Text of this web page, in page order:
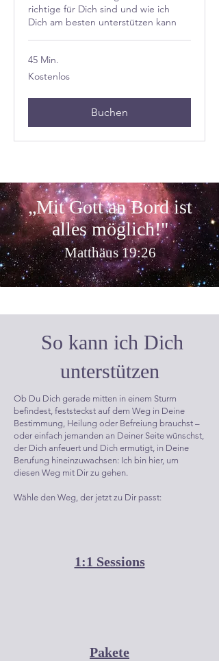
richtige für Dich sind und wie ich
Dich am besten unterstützen kann
45 Min.
Kostenlos
Kostenlos
Buchen
„Mit Gott an Bord ist
alles möglich!"
Matthäus 19:26
So kann ich Dich
unterstützen
Ob Du Dich gerade mitten in einem Sturm
befindest, feststeckst auf dem Weg in Deine
Bestimmung, Heilung oder Befreiung brauchst –
oder einfach jemanden an Deiner Seite wünschst,
der Dich anfeuert und Dich ermutigt, in Deine
Berufung hineinzuwachsen: Ich bin hier, um
diesen Weg mit Dir zu gehen.
Wähle den Weg, der jetzt zu Dir passt:
1:1 Sessions
Pakete